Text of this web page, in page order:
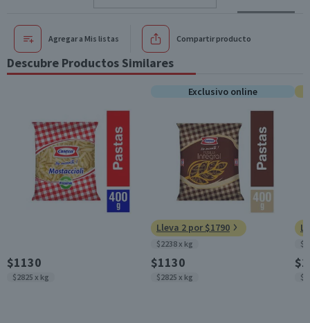
Agregar a Mis listas Compartir producto
Descubre Productos Similares
$1130
$2825 x kg
Exclusivo online
Lleva 2 por $1790
$2238 x kg
$1130
$2825 x kg